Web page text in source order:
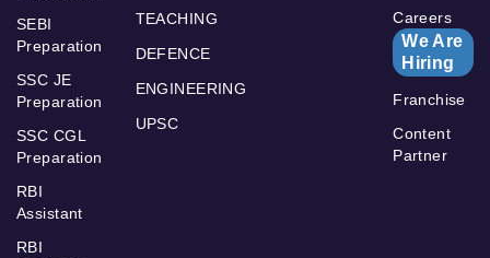
SEBI
Preparation
SSC JE
Preparation
SSC CGL
Preparation
RBI
Assistant
RBI
TEACHING
DEFENCE
ENGINEERING
UPSC
Careers
We Are
Hiring
Franchise
Content
Partner